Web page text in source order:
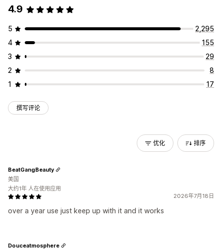
4.9
5
2,295
4
155
3
29
2
8
1
17
撰写评论
优化 排序
2026年7月18日
over a year use just keep up with it and it works
BeatGangBeauty
美国
大约1年 人在使用应用
Douceatmosphere